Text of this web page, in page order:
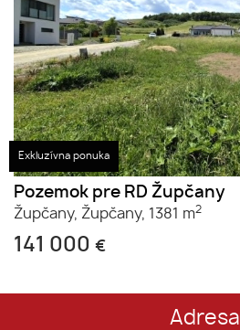
Exkluzívna ponuka
Pozemok pre RD Župčany
Župčany, Župčany, 1381 m2
141 000 €
Adresa